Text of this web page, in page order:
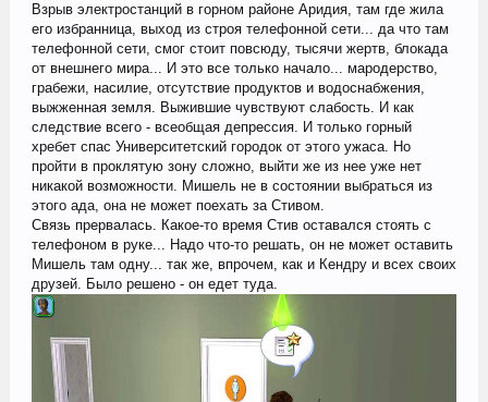
Взрыв электростанций в горном районе Аридия, там где жила
его избранница, выход из строя телефонной сети... да что там
телефонной сети, смог стоит повсюду, тысячи жертв, блокада
от внешнего мира... И это все только начало... мародерство,
грабежи, насилие, отсутствие продуктов и водоснабжения,
выжженная земля. Выжившие чувствуют слабость. И как
следствие всего - всеобщая депрессия. И только горный
хребет спас Университетский городок от этого ужаса. Но
пройти в проклятую зону сложно, выйти же из нее уже нет
никакой возможности. Мишель не в состоянии выбраться из
этого ада, она не может поехать за Стивом.
Связь прервалась. Какое-то время Стив оставался стоять с
телефоном в руке... Надо что-то решать, он не может оставить
Мишель там одну... так же, впрочем, как и Кендру и всех своих
друзей. Было решено - он едет туда.